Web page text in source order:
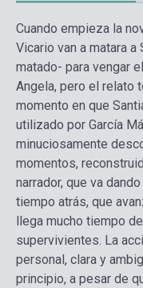
Cuando empieza la
Vicario van a matara a
matado- para vengar
Angela, pero el relato
momento en que
utilizado por García
minuciosamente
momentos,
narrador, que va
tiempo atrás, que
llega mucho tiempo
supervivientes. La
personal, clara y
principio, a pesar de